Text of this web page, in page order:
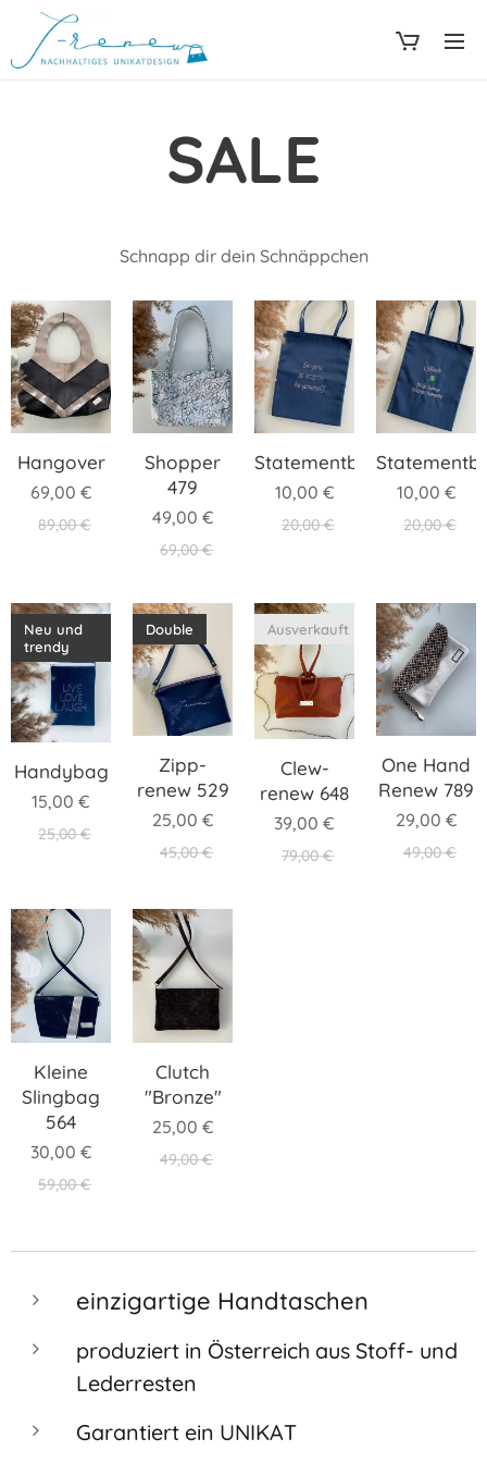
SALE
Schnapp dir dein Schnäppchen
Hangover
69,00 €
89,00€
Shopper
479
49,00 €
69,00€
Statementbag
10,00 €
20,00€
10,00 €
20,00€
Handybag
Neu und
trendy
15,00 €
25,00€
Zipp-
renew 529
Double
25,00 €
45,00€
Clew-
renew 648
Ausverkauft
39,00 €
79,00€
One Hand
Renew 789
29,00 €
49,00€
Kleine
Slingbag
564
30,00 €
59,00€
Clutch
"Bronze"
25,00 €
49,00€
einzigartige Handtaschen
produziert in Österreich aus Stoff- und
Lederresten
Garantiert ein UNIKAT